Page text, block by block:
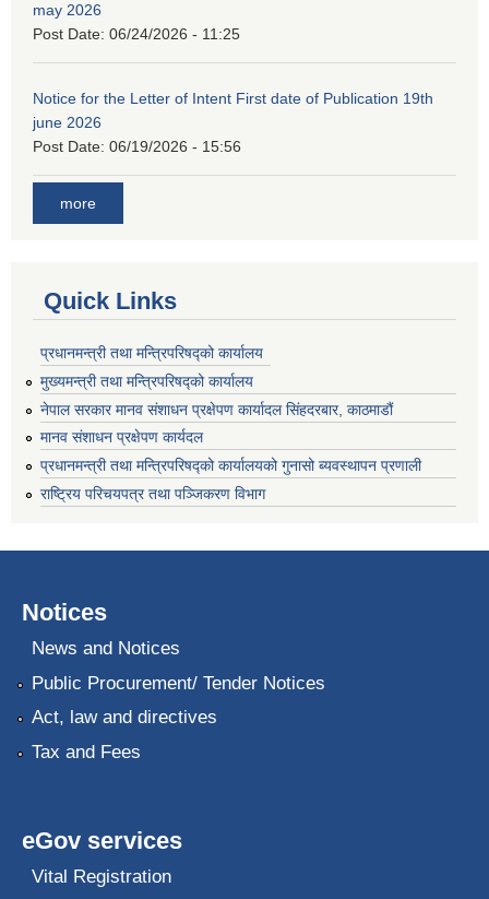
may 2026
Post Date: 06/24/2026 - 11:25
Notice for the Letter of Intent First date of Publication 19th
june 2026
Post Date: 06/19/2026 - 15:56
more
Quick Links
प्रधानमन्त्री तथा मन्त्रिपरिषद्को कार्यालय
मुख्यमन्त्री तथा मन्त्रिपरिषद्को कार्यालय
नेपाल सरकार मानव संशाधन प्रक्षेपण कार्यादल सिंहदरबार, काठमाडौं
मानव संशाधन प्रक्षेपण कार्यदल
प्रधानमन्त्री तथा मन्त्रिपरिषद्को कार्यालयको गुनासो ब्यवस्थापन प्रणाली
राष्ट्रिय परिचयपत्र तथा पञ्जिकरण विभाग
Notices
News and Notices
Public Procurement/ Tender Notices
Act, law and directives
Tax and Fees
eGov services
Vital Registration